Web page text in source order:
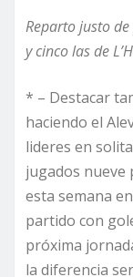
Reparto justo
y cinco las de
* – Destacar
haciendo el
lideres en
jugados nueve
esta semana
partido con
próxima
la diferencia